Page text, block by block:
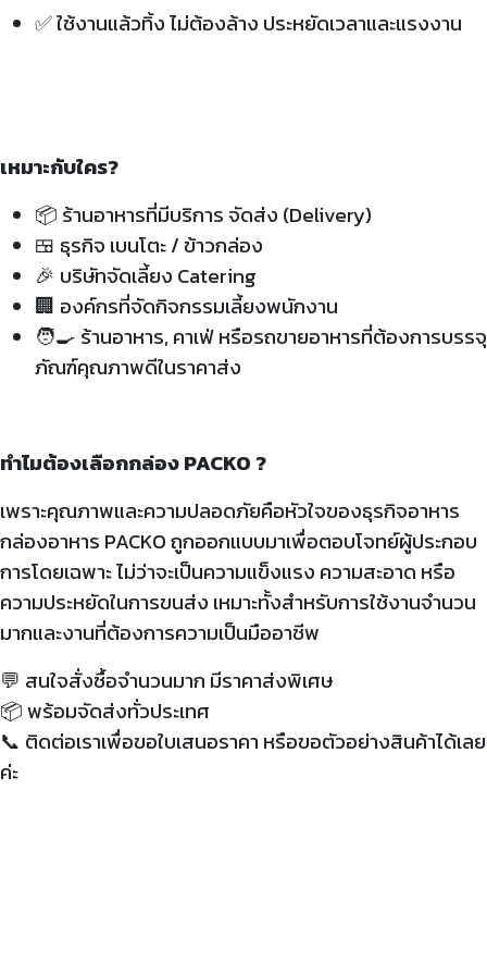
✅ใช้งานแล้วทิ้ง ไม่ต้องล้าง ประหยัดเวลาและแรงงาน
เหมาะกับใคร?
📦 ร้านอาหารที่มีบริการ จัดส่ง (Delivery)
🍱 ธุรกิจ เบนโตะ / ข้าวกล่อง
🎉 บริษัทจัดเลี้ยง Catering
🏢 องค์กรที่จัดกิจกรรมเลี้ยงพนักงาน
🧑‍🍳 ร้านอาหาร, คาเฟ่ หรือรถขายอาหารที่ต้องการบรรจุ
ภัณฑ์คุณภาพดีในราคาส่ง
ทำไมต้องเลือกกล่อง PACKO ?
เพราะคุณภาพและความปลอดภัยคือหัวใจของธุรกิจอาหาร
กล่องอาหาร PACKO ถูกออกแบบมาเพื่อตอบโจทย์ผู้ประกอบ
การโดยเฉพาะ ไม่ว่าจะเป็นความแข็งแรง ความสะอาด หรือ
ความประหยัดในการขนส่ง เหมาะทั้งสำหรับการใช้งานจำนวน
มากและงานที่ต้องการความเป็นมืออาชีพ
💬 สนใจสั่งซื้อจำนวนมาก มีราคาส่งพิเศษ
📦พร้อมจัดส่งทั่วประเทศ
📞 ติดต่อเราเพื่อขอใบเสนอราคา หรือขอตัวอย่างสินค้าได้เลย
ค่ะ